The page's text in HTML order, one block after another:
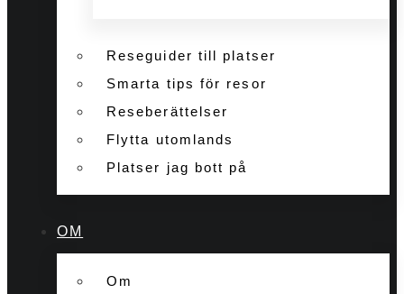
Reseguider till platser
Smarta tips för resor
Reseberättelser
Flytta utomlands
Platser jag bott på
OM
Om